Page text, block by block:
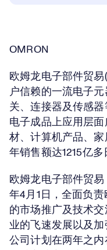
OMRON
欧姆龙电子部件贸
户信赖的一流电子
关、连接器及传感
电子成品上应用层
材、计算机产品、
年销售额达1215亿多
欧姆龙电子部件贸
年4月1日，全面负
的市场推广及技术
业的飞速发展以及加
公司计划在两年之